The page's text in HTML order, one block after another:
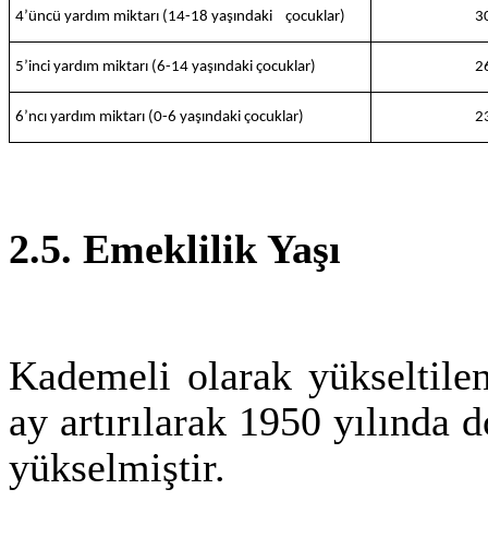
4’üncü yardım miktarı (14-18 yaşındaki çocuklar)
5’inci yardım miktarı (6-14 yaşındaki çocuklar)
6’ncı yardım miktarı (0-6 yaşındaki çocuklar)
2.5. Emeklilik Yaşı
Kademeli olarak
ay artırılarak 1950 yılında
yükselmiştir.